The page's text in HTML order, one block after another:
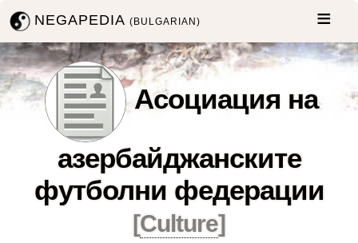
NEGAPEDIA(BULGARIAN)
Асоциация на
азербайджанските
футболни федерации
[Culture]